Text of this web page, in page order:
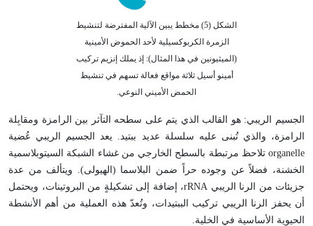
الشكل (5) مخطط يبين الآلية المفترضة لتنشيط
الزمرة الكربوكسيلية لأحد الحموض الأمينية
(الميثيونين في هذا المثال): إذ يملك إنزيم تركيب
أمينو أسيل ثلاثة مواقع فعالة تسهم في تنشيط
الحمض الأميني النوعي.
الجسيم الريبي: هو القالب الذي يتم على سطحه التآثر بين الرامزة ومقابِلة
الرامزة، والذي تُبنى عليه سلسلة عديد ببتيد. يعد الجسيم الريبي عُضية
organelle تلاحظ مرتبطة بالسطح الخارجي من غشاء الشبكة السيتوبلاسمية
الخشنة، فضلاً عن وجوده حراً ضمن البلاسما (الهيولى). ويتألف من عدة
جزيئات من الرنا الريبي rRNA، إضافة إلى تشكيلةٍ من البروتينات، ويحتمل
أن يحفز الرنا الريبي تركيب الببتيدات، وتُعدّ هذه العملية من أهم الأنشطة
الحيوية الأساسية في الخلية.